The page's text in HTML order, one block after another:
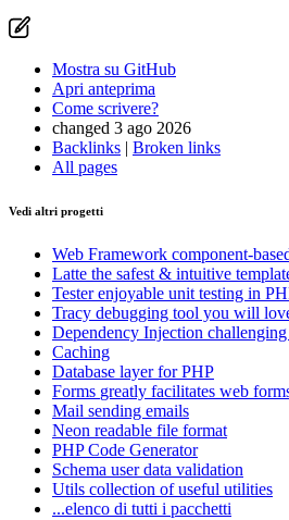
Mostra su GitHub
Apri anteprima
Come scrivere?
changed 3 ago 2026
Backlinks
Broken links
All pages
Vedi altri progetti
Web Framework component-
Latte the safest & intuitive
Testerenjoyable unit testing in
Tracy debugging tool you will
Dependency Injection
Caching
Database layer for PHP
Forms greatly facilitates web
Mail sending emails
Neon readable file format
PHP Code Generator
Schema user data validation
Utils collection of useful utilities
...elenco di tutti i pacchetti